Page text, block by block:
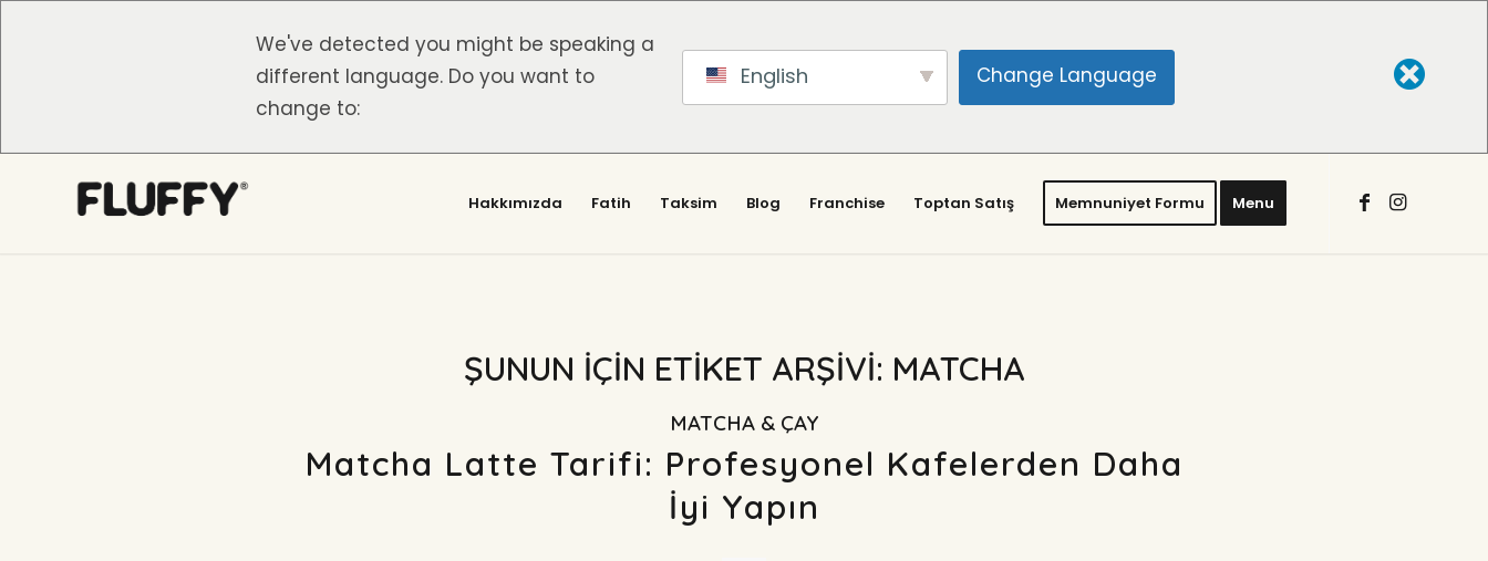
We've detected you might be speaking a
different language. Do you want to
change to:
English Change Language
Hakkımızda Fatih Taksim Blog Franchise Toptan Satış Memnuniyet Formu Menu
ŞUNUN IÇIN ETIKET ARŞIVI: MATCHA
MATCHA & ÇAY
Matcha Latte Tarifi: Profesyonel Kafelerden Daha
İyi Yapın